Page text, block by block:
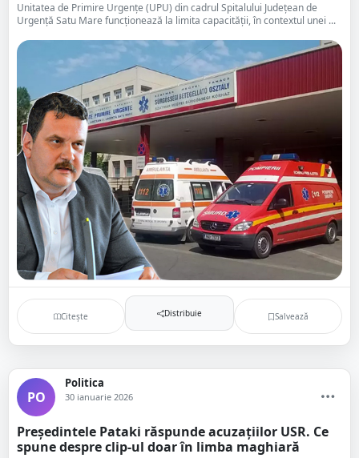
Unitatea de Primire Urgențe (UPU) din cadrul Spitalului Județean de
Urgență Satu Mare funcționează la limita capacității, în contextul unei ...
Citește Distribuie Salvează
PO
Politica
30 ianuarie 2026
Președintele Pataki răspunde acuzațiilor USR. Ce
spune despre clip-ul doar în limba maghiară